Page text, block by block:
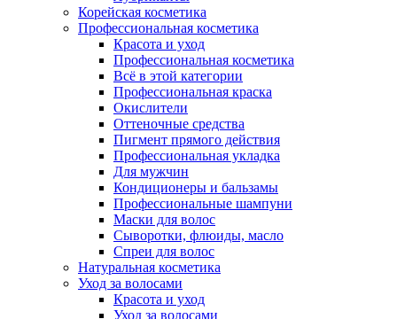
Корейская косметика
Профессиональная косметика
Красота и уход
Профессиональная косметика
Всё в этой категории
Профессиональная краска
Окислители
Оттеночные средства
Пигмент прямого действия
Профессиональная укладка
Для мужчин
Кондиционеры и бальзамы
Профессиональные шампуни
Маски для волос
Сыворотки, флюиды, масло
Спреи для волос
Натуральная косметика
Уход за волосами
Красота и уход
Уход за волосами